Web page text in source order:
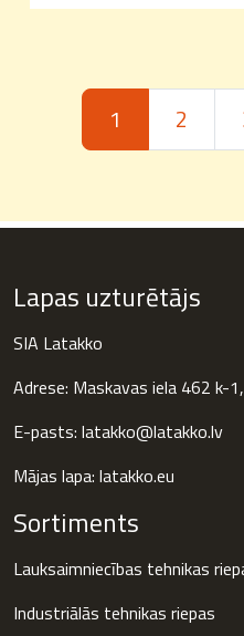
Posts
1 2
Lapas uzturētājs
SIA Latakko
Adrese: Maskavas iela 462 k-
E-pasts: latakko@latakko.lv
Mājas lapa: latakko.eu
Sortiments
Lauksaimniecības tehnikas
Industriālās tehnikas riepas